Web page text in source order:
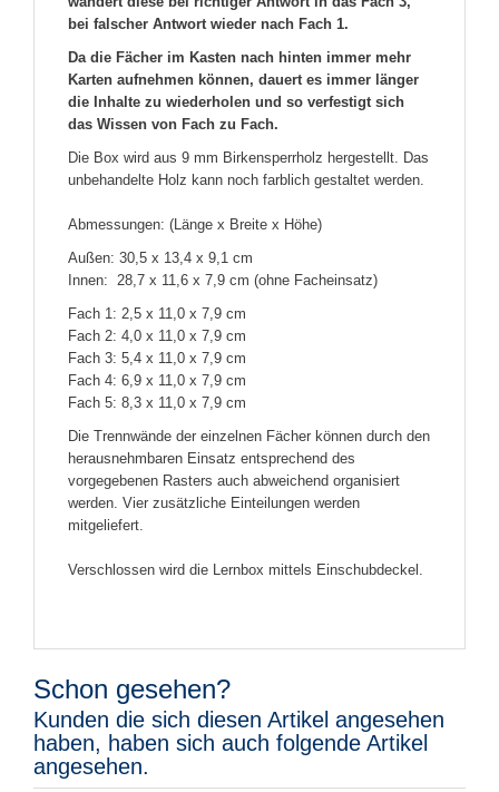
bei falscher Antwort wieder nach Fach 1.
Da die Fächer im Kasten nach hinten immer mehr
Karten aufnehmen können, dauert es immer länger
die Inhalte zu wiederholen und so verfestigt sich
das Wissen von Fach zu Fach.
Die Box wird aus 9 mm Birkensperrholz hergestellt. Das
unbehandelte Holz kann noch farblich gestaltet werden.
Abmessungen: (Länge x Breite x Höhe)
Außen: 30,5 x 13,4 x 9,1 cm
Innen: 28,7 x 11,6 x 7,9 cm (ohne Facheinsatz)
Fach 1: 2,5 x 11,0 x 7,9 cm
Fach 2: 4,0 x 11,0 x 7,9 cm
Fach 3: 5,4 x 11,0 x 7,9 cm
Fach 4: 6,9 x 11,0 x 7,9 cm
Fach 5: 8,3 x 11,0 x 7,9 cm
Die Trennwände der einzelnen Fächer können durch den
herausnehmbaren Einsatz entsprechend des
vorgegebenen Rasters auch abweichend organisiert
werden. Vier zusätzliche Einteilungen werden
mitgeliefert.
Verschlossen wird die Lernbox mittels Einschubdeckel.
Schon gesehen?
Kunden die sich diesen Artikel angesehen
haben, haben sich auch folgende Artikel
angesehen.